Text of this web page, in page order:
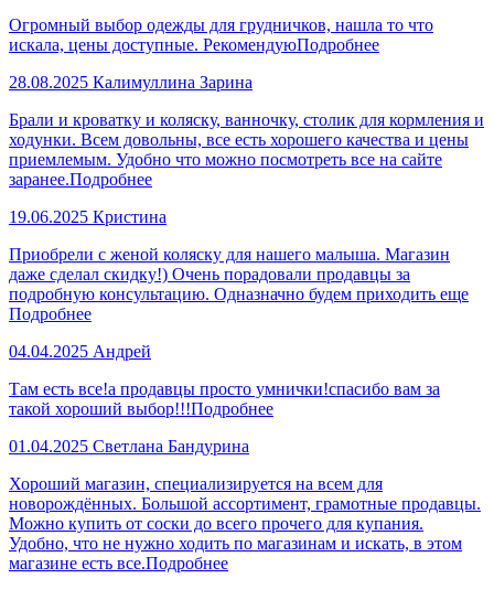
Огромный выбор одежды для грудничков, нашла то что
искала, цены доступные. РекомендуюПодробнее
28.08.2025 Калимуллина Зарина
Брали и кроватку и коляску, ванночку, столик для кормления и
ходунки. Всем довольны, все есть хорошего качества и цены
приемлемым. Удобно что можно посмотреть все на сайте
заранее.Подробнее
19.06.2025 Кристина
Приобрели с женой коляску для нашего малыша. Магазин
даже сделал скидку!) Очень порадовали продавцы за
подробную консультацию. Одназначно будем приходить еще
Подробнее
04.04.2025 Андрей
Там есть все!а продавцы просто умнички!спасибо вам за
такой хороший выбор!!!Подробнее
01.04.2025 Светлана Бандурина
Хороший магазин, специализируется на всем для
новорождённых. Большой ассортимент, грамотные продавцы.
Можно купить от соски до всего прочего для купания.
Удобно, что не нужно ходить по магазинам и искать, в этом
магазине есть все.Подробнее